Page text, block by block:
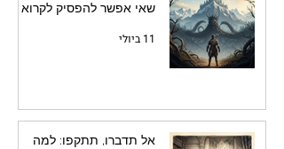
שאי אפשר להפסיק לקרוא
11 ביולי
אל תדברו, תתקפו: למה